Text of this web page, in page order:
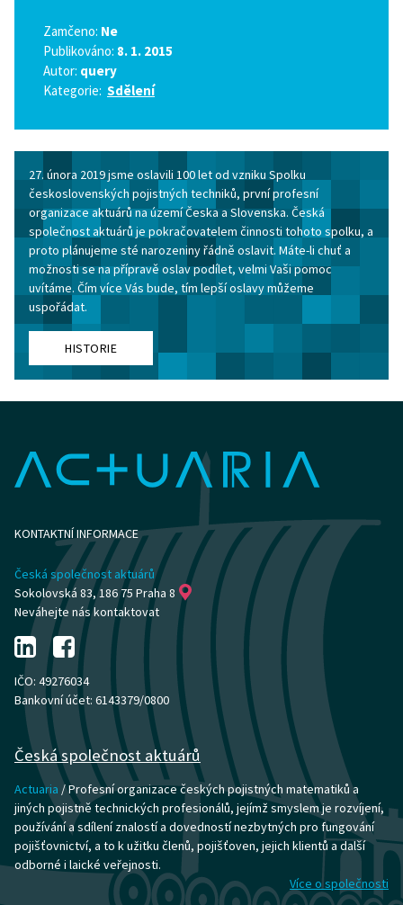
Zamčeno: Ne
Publikováno: 8. 1. 2015
Autor: query
Kategorie: Sdělení
27. února 2019 jsme oslavili 100 let od vzniku Spolku
československých pojistných techniků, první profesní
organizace aktuárů na území Česka a Slovenska. Česká
společnost aktuárů je pokračovatelem činnosti tohoto spolku, a
proto plánujeme sté narozeniny řádně oslavit. Máte-li chuť a
možnosti se na přípravě oslav podílet, velmi Vaši pomoc
uvítáme. Čím více Vás bude, tím lepší oslavy můžeme
uspořádat.
HISTORIE
KONTAKTNÍ INFORMACE
Česká společnost aktuárů
Sokolovská 83, 186 75 Praha 8
Neváhejte nás kontaktovat
IČO: 49276034
Bankovní účet: 6143379/0800
Česká společnost aktuárů
Actuaria / Profesní organizace českých pojistných matematiků a
jiných pojistně technických profesionálů, jejímž smyslem je rozvíjení,
používání a sdílení znalostí a dovedností nezbytných pro fungování
pojišťovnictví, a to k užitku členů, pojišťoven, jejich klientů a další
odborné i laické veřejnosti.
Více o společnosti